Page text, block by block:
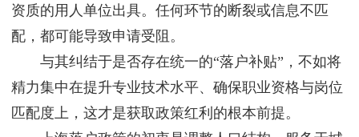
资质的用人单位出具。任何环节的断裂或信息不匹
配，都可能导致申请受阻。
与其纠结于是否存在统一的“落户补贴”，不如将
精力集中在提升专业技术水平、确保职业资格与岗位
匹配度上，这才是获取政策红利的根本前提。